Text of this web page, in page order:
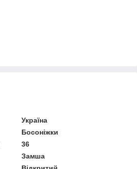
Україна
Босоніжки
36
Замша